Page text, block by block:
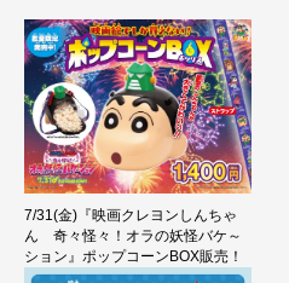
7/31(金)『映画クレヨンしんちゃ
ん 奇々怪々！オラの妖怪バケ～
ション』ポップコーンBOX販売！